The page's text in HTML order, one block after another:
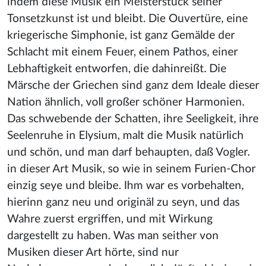
Tonsetzkunst ist und bleibt. Die Ouvertüre, eine
kriegerische Simphonie, ist ganz Gemälde der
Schlacht mit einem Feuer, einem Pathos, einer
Lebhaftigkeit entworfen, die dahinreißt. Die
Märsche der Griechen sind ganz dem Ideale dieser
Nation ähnlich, voll großer schöner Harmonien.
Das schwebende der Schatten, ihre Seeligkeit, ihre
Seelenruhe in Elysium, malt die Musik natürlich
und schön, und man darf behaupten, daß Vogler.
in dieser Art Musik, so wie in seinem Furien-Chor
einzig seye und bleibe. Ihm war es vorbehalten,
hierinn ganz neu und originäl zu seyn, und das
Wahre zuerst ergriffen, und mit Wirkung
dargestellt zu haben. Was man seither von
Musiken dieser Art hörte, sind nur